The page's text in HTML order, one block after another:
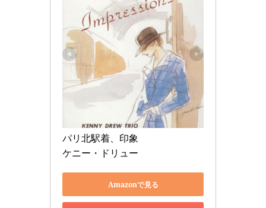
パリ北駅着、印象
ケニー・ドリュー
Amazonで見る